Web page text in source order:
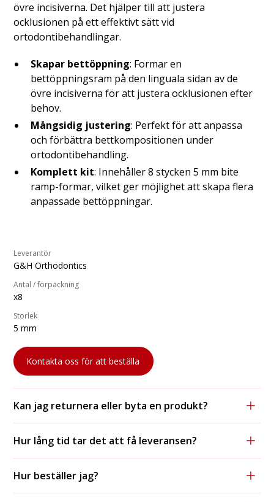
övre incisiverna. Det hjälper till att justera
ocklusionen på ett effektivt sätt vid
ortodontibehandlingar.
Skapar bettöppning: Formar en
bettöppningsram på den linguala sidan av de
övre incisiverna för att justera ocklusionen efter
behov.
Mångsidig justering: Perfekt för att anpassa
och förbättra bettkompositionen under
ortodontibehandling.
Komplett kit: Innehåller 8 stycken 5 mm bite
ramp-formar, vilket ger möjlighet att skapa flera
anpassade bettöppningar.
Leverantör
G&H Orthodontics
Antal / förpackning
x8
Storlek
5 mm
Kontakta oss för att beställa
Kan jag returnera eller byta en produkt?
produkten är oanvänd och i originalförpackning.
Hur lång tid tar det att få leveransen?
arbetsdagar med DHL och 2-3 dagar med postnord.
För ej lagarförda produkter är leveranstiden längre
Hur beställer jag?